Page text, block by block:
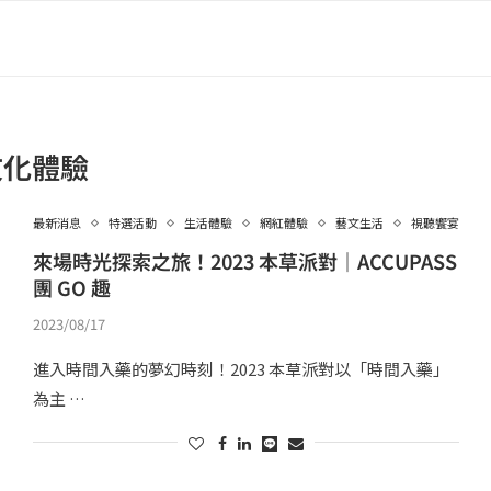
體驗
最新消息 特選活動 生活體驗 網紅體驗 藝文生活 視聽饗宴
來場時光探索之旅！2023 本草派對｜ACCUPASS
團 GO 趣
2023/08/17
進入時間入藥的夢幻時刻！2023 本草派對以「時間入藥」
為主 …